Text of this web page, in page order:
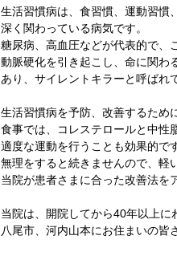
生活習慣病は、食習慣、運動習慣
深く関わっている病気です。
糖尿病、高血圧などが代表的で、
動脈硬化を引き起こし、命に関わ
あり、サイレントキラーと呼ばれ
生活習慣病を予防、改善するため
食事では、コレステロールと中性
適度な運動を行うことも効果的で
無理をすると続きませんので、軽
当院が患者さまに合った改善法を
当院は、開院してから40年以上
八尾市、河内山本にお住まいの皆